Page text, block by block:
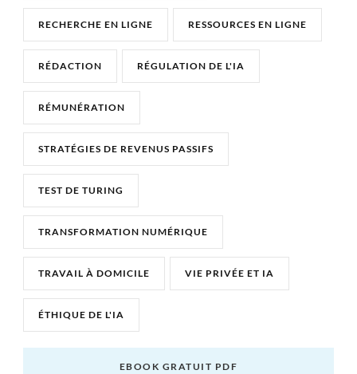
RECHERCHE EN LIGNE RESSOURCES EN LIGNE
RÉDACTION RÉGULATION DE L'IA
RÉMUNÉRATION
STRATÉGIES DE REVENUS PASSIFS
TEST DE TURING
TRANSFORMATION NUMÉRIQUE
TRAVAIL À DOMICILE VIE PRIVÉE ET IA
ÉTHIQUE DE L'IA
EBOOK GRATUIT PDF